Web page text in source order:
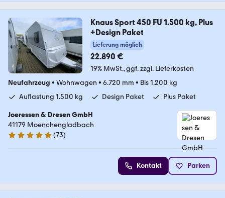
Knaus Sport 450 FU 1.500 kg, Plus
+Design Paket
Lieferung möglich
22.890 €
19% MwSt. ggf. zzgl. Lieferkosten
Neufahrzeug • Wohnwagen • 6.720 mm • Bis 1.200 kg
Auflastung 1.500 kg
Design Paket Plus Paket
Joeressen & Dresen GmbH
41179 Moenchengladbach
4.8 Sterne
(73)
Kontakt Parken